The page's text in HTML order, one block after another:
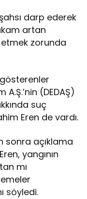
darp ederek
artan
zorunda
A.Ş.’nin (DEDAŞ)
suç
Eren de vardı.
sonra açıklama
yangının
mı
söyledi.